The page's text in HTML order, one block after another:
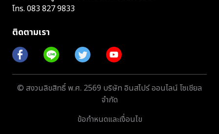
โทร. 083 827 9833
ติดตามเรา
© สงวนลิขสิทธิ์ พ.ศ. 2569 บริษัท อินสไปร์ ออนไลน์ โซเชียล
จำกัด
ข้อกำหนดและเงื่อนไข